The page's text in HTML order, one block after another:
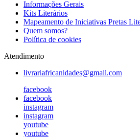
Informações Gerais
Kits Literários
Mapeamento de Iniciativas Pretas
Quem somos?
Política de cookies
Atendimento
livrariafricanidades@gmail.com
facebook
facebook
instagram
instagram
youtube
youtube